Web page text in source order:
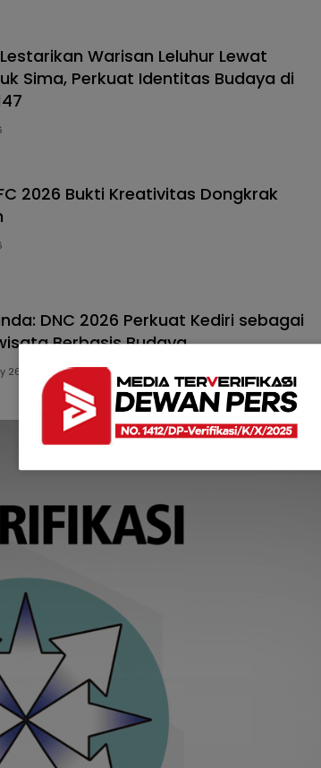
Warisan Leluhur Lewat
Sima, Perkuat Identitas Budaya di
2026 Bukti Kreativitas Dongkrak
DNC 2026 Perkuat Kediri sebagai
Berbasis Budaya
26, 2026